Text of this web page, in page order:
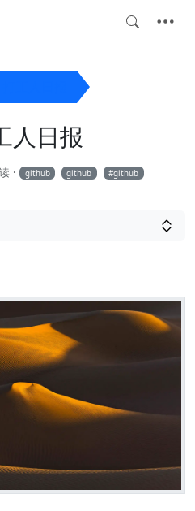
人日报
github github github